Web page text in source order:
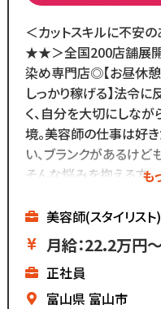
ブランクがあっても大丈
数多くのスタッフ教育を
ノウハウによる安心の教
各店舗にベテランスタッ
在籍しているので
分からないことがあれば
すぐに聞くことができ
カットメニューがないの
すぐに覚えられる仕事
また、担当・予約制ではな
お客様とは最低限しか
会話をしないスタイル
お客様との関係作りが苦
という方にもピッタリ◎
＜カットスキルに不安
★★＞全国200店舗展開
染め専門店◎【お昼休憩
しっかり稼げる】法令
く、自分を大切にしな
境。美容師の仕事は好
い、ブランクがあるけ
そんな悩みを抱える方
▼白髪染め専門店
▼ノルマはないけど
基本給が高いのでしっ
▼残業ほぼなし
▼全国200店舗展開
も
美容師(スタイリスト)
月給：22.2万円
正社員
富山県 富山市